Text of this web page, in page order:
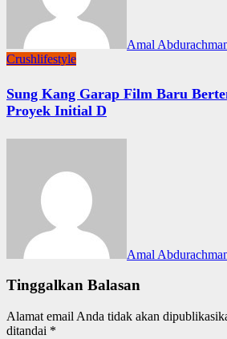
Amal
Crushlifestyle
Sung Kang Garap Film Baru
Proyek Initial D
Amal
Tinggalkan Balasan
Alamat email Anda tidak akan
ditandai *